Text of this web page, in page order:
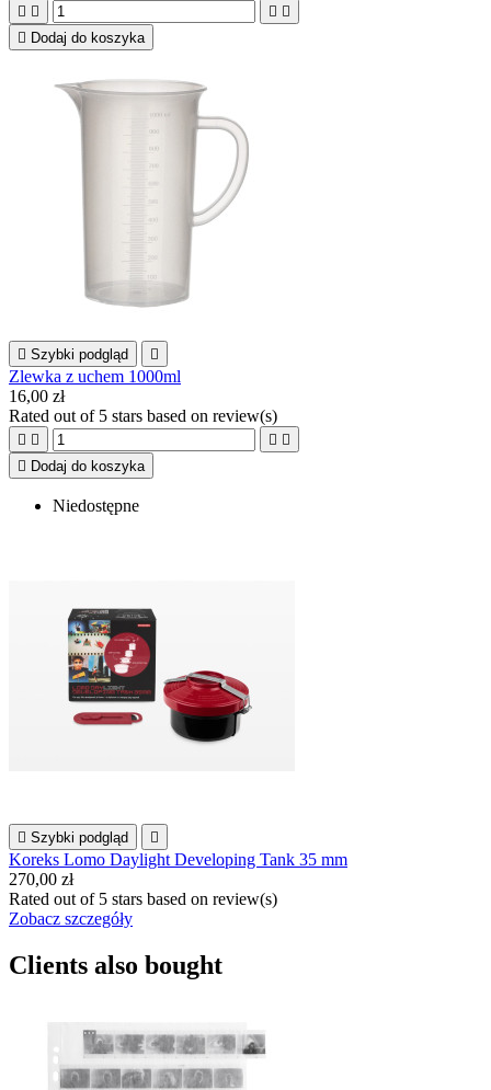
   
 Dodaj do koszyka
 Szybki podgląd 
Zlewka z uchem 1000ml
16,00 zł
Rated out of 5 stars based on review(s)
   
 Dodaj do koszyka
Niedostępne
 Szybki podgląd 
Koreks Lomo Daylight Developing Tank 35 mm
270,00 zł
Rated out of 5 stars based on review(s)
Zobacz szczegóły
Clients also bought